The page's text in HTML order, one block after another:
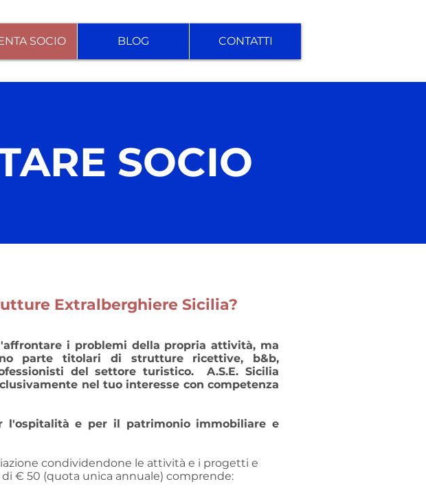
SOCIO BLOG CONTATTI
SOCIO
Extralberghiere Sicilia?
i problemi della propria attività, ma
parte titolari di strutture ricettive, b&b,
del settore turistico. A.S.E. Sicilia
nel tuo interesse con competenza
l'ospitalità e per il patrimonio immobiliare e
condividendone le attività e i progetti e
€ 50 (quota unica annuale) comprende:​​